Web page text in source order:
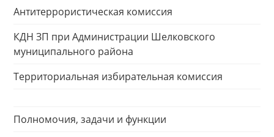
Антитеррористическая комиссия
КДН ЗП при Администрации Шелковского
муниципального района
Территориальная избирательная комиссия
Полномочия, задачи и функции